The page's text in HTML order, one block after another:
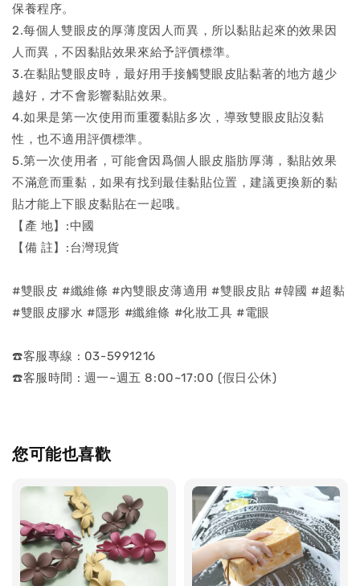
保養程序。
2.每個人雙眼皮的厚薄度因人而異，所以黏貼起來的效果因
人而異，不因黏貼效果來給予評價標準。
3.在黏貼雙眼皮時，最好用手接觸雙眼皮貼黏著的地方越少
越好，才不會影響黏貼效果。
4.如果是第一次使用而重覆黏貼多次，導致雙眼皮貼沒黏
性，也不適用評價標準。
5.第一次使用者，可能會因爲個人眼皮脂肪厚薄，黏貼效果
不滿意而重黏，如果有找到最佳黏貼位置，建議更換新的黏
貼才能上下眼皮黏貼在一起哦。
【產 地】:中國
【備 註】:台灣現貨
#雙眼皮 #纖維條 #內雙眼皮薄適用 #雙眼皮貼 #韓國 #超黏
#雙眼皮膠水 #隱形 #纖維條 #化妝工具 #電眼
☎️客服專線 : 03-5991216
☎️客服時間 : 週一~週五 8:00~17:00 (假日公休)
您可能也喜歡